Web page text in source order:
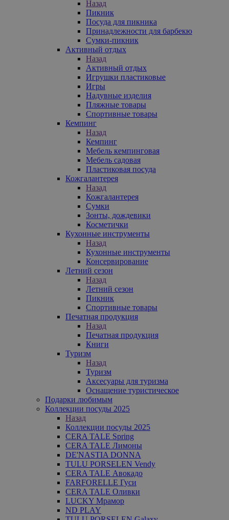
Назад
Пикник
Посуда для пикника
Принадлежности для барбекю
Сумки-пикник
Активный отдых
Назад
Активный отдых
Игрушки пластиковые
Игры
Надувные изделия
Пляжные товары
Спортивные товары
Кемпинг
Назад
Кемпинг
Мебель кемпинговая
Мебель садовая
Пластиковая посуда
Кожгалантерея
Назад
Кожгалантерея
Сумки
Зонты, дождевики
Косметички
Кухонные инструменты
Назад
Кухонные инструменты
Консервирование
Летний сезон
Назад
Летний сезон
Пикник
Спортивные товары
Печатная продукция
Назад
Печатная продукция
Книги
Туризм
Назад
Туризм
Аксесуары для туризма
Оснащение туристическое
Подарки любимым
Коллекции посуды 2025
Назад
Коллекции посуды 2025
CERA TALE Spring
CERA TALE Лимоны
DE'NASTIA DONNA
TULU PORSELEN Vendy
CERA TALE Авокадо
FARFORELLE Гуси
CERA TALE Оливки
LUCKY Мрамор
ND PLAY